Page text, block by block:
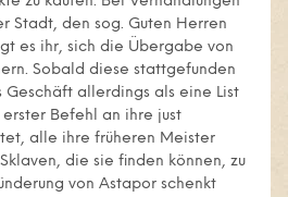
Stadt, den sog. Guten Herren
es ihr, sich die Übergabe von
Sobald diese stattgefunden
Geschäft allerdings als eine List
Befehl an ihre just
alle ihre früheren Meister
die sie finden können, zu
von Astapor schenkt